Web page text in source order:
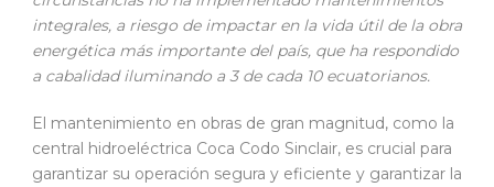
integrales, a riesgo de impactar en la vida útil de la obra
energética más importante del país, que ha respondido
a cabalidad iluminando a 3 de cada 10 ecuatorianos.
El mantenimiento en obras de gran magnitud, como la
central hidroeléctrica Coca Codo Sinclair, es crucial para
garantizar su operación segura y eficiente y garantizar la